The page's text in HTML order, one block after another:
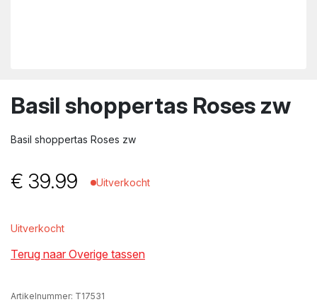
Basil shoppertas Roses zw
Basil shoppertas Roses zw
€ 39.99 Uitverkocht
Uitverkocht
Terug naar Overige tassen
Artikelnummer: T17531